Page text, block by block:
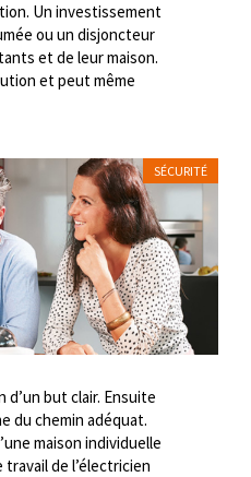
Un investissement
ou un disjoncteur
et de leur maison.
et peut même
SÉCURITÉ
d’un but clair. Ensuite
du chemin adéquat.
maison individuelle
de l’électricien